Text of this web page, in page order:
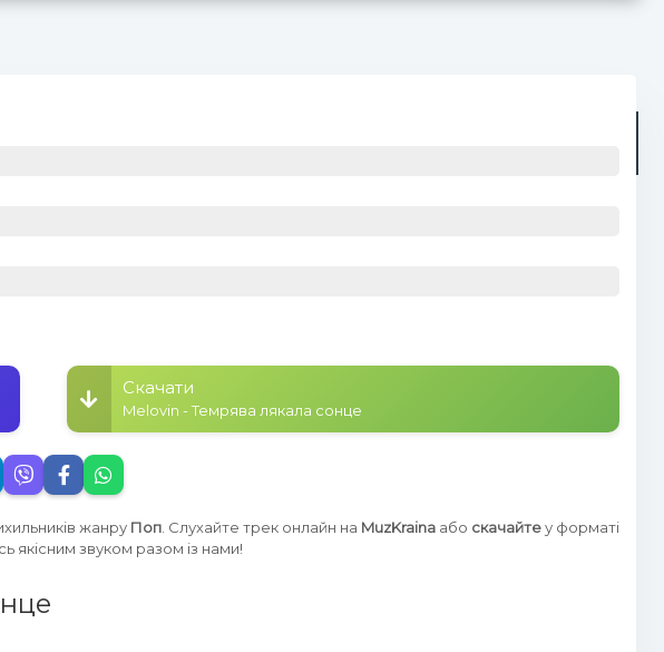
Скачати
Melovin - Темрява лякала сонце
жанру Поп. Слухайте трек онлайн на MuzKrainaабо скачайтеу форматі
якісним звуком разом із нами!